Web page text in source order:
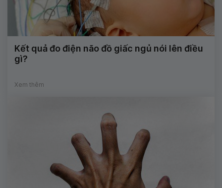
Kết quả đo điện não đồ giấc ngủ nói lên điều
gì?
Xem thêm